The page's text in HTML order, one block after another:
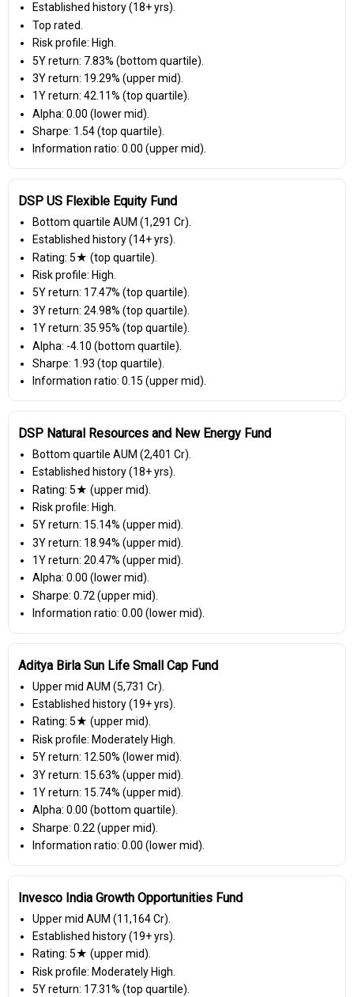
Established history (18+ yrs).
Top rated.
Risk profile: High.
5Y return: 7.83% (bottom quartile).
3Y return: 19.29% (upper mid).
1Y return: 42.11% (top quartile).
Alpha: 0.00 (lower mid).
Sharpe: 1.54 (top quartile).
Information ratio: 0.00 (upper mid).
DSP US Flexible Equity Fund
Bottom quartile AUM (₹1,291 Cr).
Established history (14+ yrs).
Rating: 5★ (top quartile).
Risk profile: High.
5Y return: 17.47% (top quartile).
3Y return: 24.98% (top quartile).
1Y return: 35.95% (top quartile).
Alpha: -4.10 (bottom quartile).
Sharpe: 1.93 (top quartile).
Information ratio: 0.15 (upper mid).
DSP Natural Resources and New Energy Fund
Bottom quartile AUM (₹2,401 Cr).
Established history (18+ yrs).
Rating: 5★ (upper mid).
Risk profile: High.
5Y return: 15.14% (upper mid).
3Y return: 18.94% (upper mid).
1Y return: 20.47% (upper mid).
Alpha: 0.00 (lower mid).
Sharpe: 0.72 (upper mid).
Information ratio: 0.00 (lower mid).
Aditya Birla Sun Life Small Cap Fund
Upper mid AUM (₹5,731 Cr).
Established history (19+ yrs).
Rating: 5★ (upper mid).
Risk profile: Moderately High.
5Y return: 12.50% (lower mid).
3Y return: 15.63% (upper mid).
1Y return: 15.74% (upper mid).
Alpha: 0.00 (bottom quartile).
Sharpe: 0.22 (upper mid).
Information ratio: 0.00 (lower mid).
Invesco India Growth Opportunities Fund
Upper mid AUM (₹11,164 Cr).
Established history (19+ yrs).
Rating: 5★ (upper mid).
Risk profile: Moderately High.
5Y return: 17.31% (top quartile).